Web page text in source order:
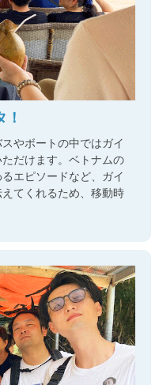
やボートの中ではガイ
だけます。ベトナムの
エピソードなど、ガイ
てくれるため、移動時